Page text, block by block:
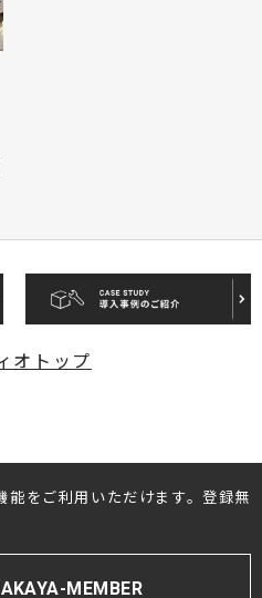
オトップ
をご利用いただけます。登録無
MEMBER